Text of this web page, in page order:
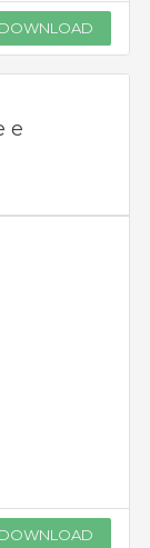
DOWNLOAD
e
DOWNLOAD